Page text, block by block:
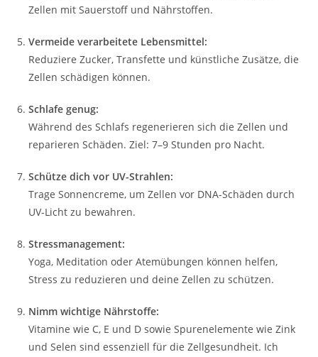
Zellen mit Sauerstoff und Nährstoffen.
Vermeide verarbeitete Lebensmittel:
Reduziere Zucker, Transfette und künstliche Zusätze, die
Zellen schädigen können.
Schlafe genug:
Während des Schlafs regenerieren sich die Zellen und
reparieren Schäden. Ziel: 7–9 Stunden pro Nacht.
Schütze dich vor UV-Strahlen:
Trage Sonnencreme, um Zellen vor DNA-Schäden durch
UV-Licht zu bewahren.
Stressmanagement:
Yoga, Meditation oder Atemübungen können helfen,
Stress zu reduzieren und deine Zellen zu schützen.
Nimm wichtige Nährstoffe:
Vitamine wie C, E und D sowie Spurenelemente wie Zink
und Selen sind essenziell für die Zellgesundheit. Ich